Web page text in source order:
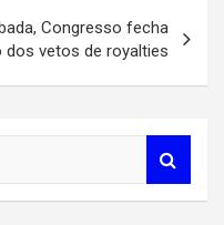
Congresso fecha
dos vetos de royalties